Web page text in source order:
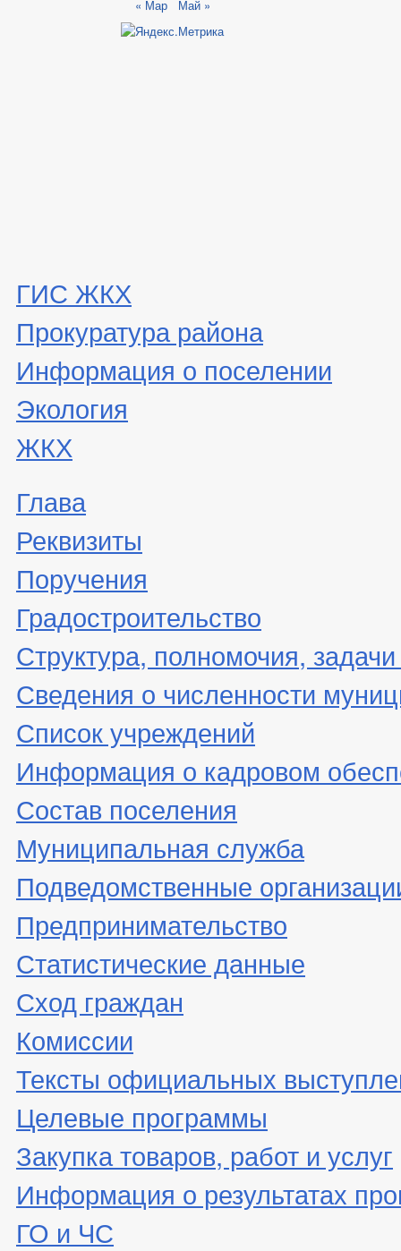
« Мар Май »
ГИС ЖКХ
Прокуратура района
Информация о поселении
Экология
ЖКХ
Глава
Реквизиты
Поручения
Градостроительство
Структура, полномочия,
Сведения о численности
Список учреждений
Информация о кадровом
Состав поселения
Муниципальная служба
Подведомственные
Предпринимательство
Статистические данные
Сход граждан
Комиссии
Тексты официальных
Целевые программы
Закупка товаров, работ и услуг
Информация о результатах
ГО и ЧС